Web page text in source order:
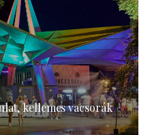
kellemes vacsorák